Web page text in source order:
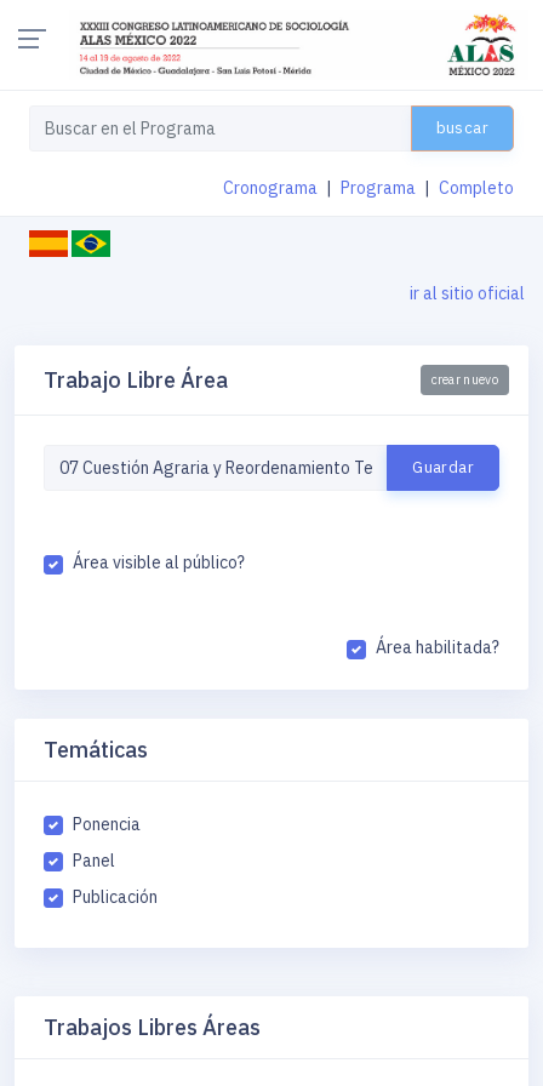
buscar
Cronograma Programa Completo
ir al sitio oficial
Trabajo Libre Área crear nuevo
Área visible al público?
Área habilitada?
Temáticas
Ponencia
Panel
Publicación
Trabajos Libres Áreas